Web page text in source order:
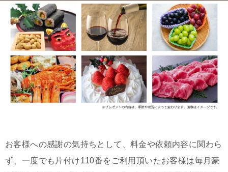
お客様への感謝の気持ちとして、料金や依頼内容に関わら
ず、一度でも片付け110番をご利用頂いたお客様は毎月豪